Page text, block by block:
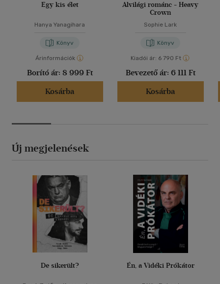
Egy kis élet
Hanya Yanagihara
Könyv
Árinformációk
Borító ár: 8 999 Ft
Kosárba
Alvilági románc - Heavy
Crown
Sophie Lark
Könyv
Kiadói ár: 6 790 Ft
Bevezető ár: 6 111 Ft
Kosárba
Új megjelenések
De sikerült? Én, a Vidéki Prókátor